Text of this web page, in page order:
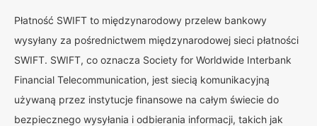
Płatność SWIFT to międzynarodowy przelew bankowy
wysyłany za pośrednictwem międzynarodowej sieci płatności
SWIFT. SWIFT, co oznacza Society for Worldwide Interbank
Financial Telecommunication, jest siecią komunikacyjną
używaną przez instytucje finansowe na całym świecie do
bezpiecznego wysyłania i odbierania informacji, takich jak